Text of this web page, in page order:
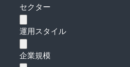
セクター
運用スタイル
企業規模